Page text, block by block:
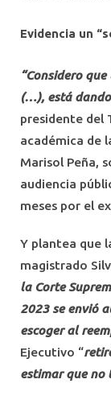
Evidencia un
“Considero
(…), está
presidente del
académica de
Marisol Peña,
audiencia
meses por el
Y plantea que
magistrado
la Corte
2023 se envió
escoger al
Ejecutivo “
estimar que no